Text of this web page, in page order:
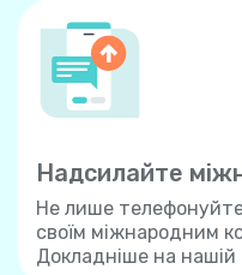
Надсилайте
Не лише
своїм міжнародним
Докладніше на нашій